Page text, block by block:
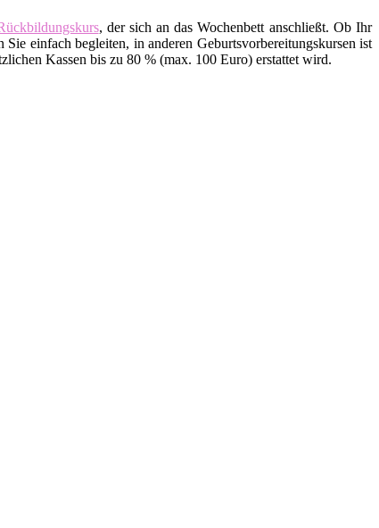
, der sich an das Wochenbett anschließt. Ob Ihr
einfach begleiten, in anderen Geburtsvorbereitungskursen ist
Kassen bis zu 80 % (max. 100 Euro) erstattet wird.